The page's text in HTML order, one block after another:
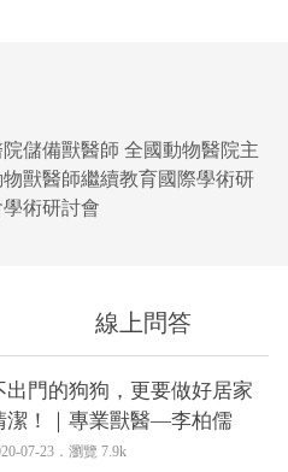
儲備獸醫師 全國動物醫院主
獸醫師繼續教育國際學術研
術研討會
線上問答
出門的狗狗，更要做好居家
潔！｜專業獸醫—李柏儒
07-23．瀏覽 7.9k